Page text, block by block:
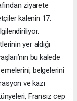
ziyarete
kalenin 17.
yer aldığı
bu kalede
belgelerini
ve kazı
Fransız cep